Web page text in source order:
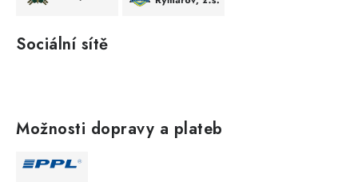
Sociální sítě
Možnosti dopravy a plateb